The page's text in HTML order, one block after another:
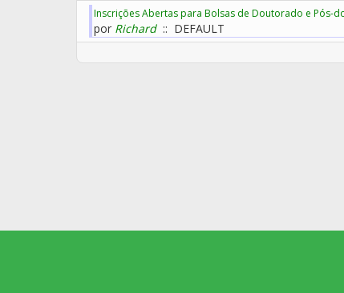
Inscrições Abertas para Bolsas de Doutorado e Pós-
por Richard:: DEFAULT